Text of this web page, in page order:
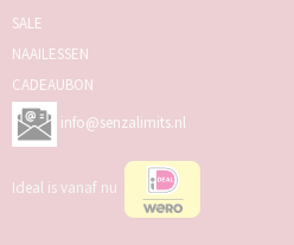
SALE
NAAILESSEN
CADEAUBON
info@senzalimits.nl
Ideal is vanaf nu